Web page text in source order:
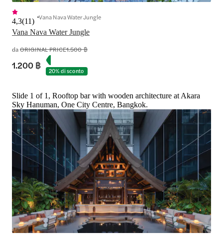
Vana Nava Water Jungle
4,3(11) Vana Nava Water Jungle
daORIGINAL PRICE1.500 ฿
1.200 ฿ 20% di sconto
Slide 1 of 1, Rooftop bar with wooden architecture at Akara
Sky Hanuman, One City Centre, Bangkok.